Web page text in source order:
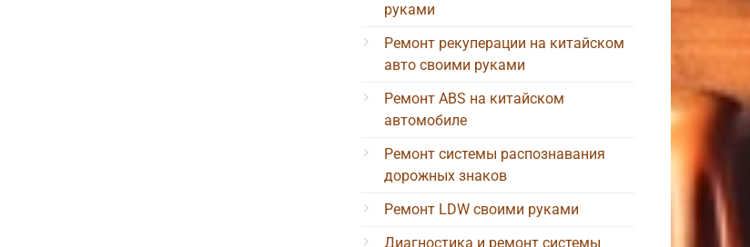
руками
Ремонт рекуперации на китайском
авто своими руками
Ремонт ABS на китайском
автомобиле
Ремонт системы распознавания
дорожных знаков
Ремонт LDW своими руками
Диагностика и ремонт системы